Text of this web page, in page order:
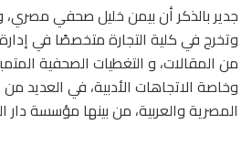
وتخرج في كلية التجارة متخصصًا في
من المقالات، و التغطيات الصحفية
وخاصة الاتجاهات الأدبية، في العديد من
المصرية والعربية، من بينها مؤسسة دار